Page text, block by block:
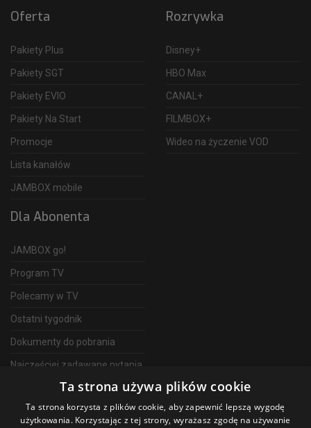
Oferta
Pakiety Plus
Pakiety SGT
Pakiety EVIO
Pakiety Na Start
Promocje
Lista kanałów
JAMBOX mobile
Rozrywka
Disney+
HBO Max
CANAL+
FILMBOX+
Wideo na życzenie VOD
Dla Abonenta
JAMBOX go!
Program TV
Polecamy w TV
Ostatni tygodnik
Dokumenty do pobrania
Najczęściej zadawane pytania
Telewizja Światłowodowa
Ta strona używa plików cookie
Ta strona korzysta z plików cookie, aby zapewnić lepszą wygodę
użytkowania. Korzystając z tej strony, wyrażasz zgodę na używanie